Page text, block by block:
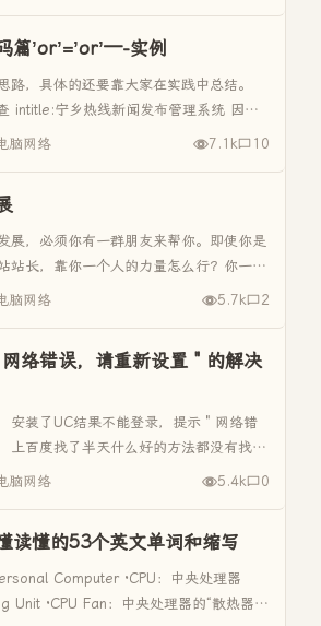
篇’or’=’or’—-实例
路，具体的还要靠大家在实践中总结。
intitle:宁乡热线新闻发布管理系统 因为
2、找到不少站点后，测试他们的后台，
脑网络 7.1k 10
展，必须你有一群朋友来帮你。即使你是
站长，靠你一个人的力量怎么行？你一个
人的推广多？
脑网络 5.7k 2
络错误，请重新设置＂的解决
安装了UC结果不能登录，提示＂网络错
上百度找了半天什么好的方法都没有找
确定．后来经过自己的摸索，找到了方
脑网络 5.4k 0
读懂的53个英文单词和缩写
Computer ·CPU：中央处理器
Unit ·CPU Fan：中央处理器的“散热器”